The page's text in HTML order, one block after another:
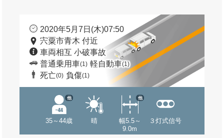
2020年5月7日(木)07:50
宍粟市青木 付近
車両相互 小破事故
普通乗用車(1) 軽自動車(1)
死亡(0) 負傷(1)
35～44歳
他
晴
幅5.5～
9.0m
他
３灯式信号